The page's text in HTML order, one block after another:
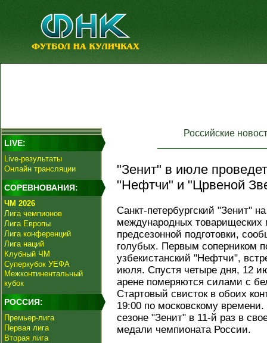
LIVE:
Live-результаты
Онлайн трансляции
СОРЕВНОВАНИЯ:
ЧМ 2026
Лига чемпионов
Лига Европы
Лига конференций
Лига наций
Клубный ЧМ
Суперкубок УЕФА
Межконтинентальный
кубок
РОССИЯ:
Премьер-лига
Первая лига
Вторая лига
Российские
"Зенит" в июле
"Нефтчи" и "Црвеной
Санкт-петербургский "Зенит"
международных товарищеских
предсезонной подготовки,
голубых. Первым соперником
узбекистанский "Нефтчи",
июля. Спустя четыре дня, 12
арене померяются силами с
Стартовый свисток в обоих
19:00 по московскому
сезоне "Зенит" в 11-й раз в
медали чемпионата России.